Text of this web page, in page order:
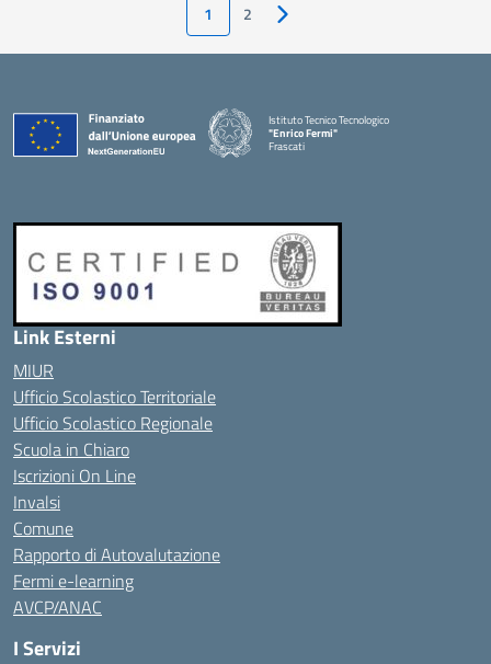
1 2 Pagina successiva
Istituto Tecnico Tecnologico
"Enrico Fermi"
Frascati
Link Esterni
MIUR
Ufficio Scolastico Territoriale
Ufficio Scolastico Regionale
Scuola in Chiaro
Iscrizioni On Line
Invalsi
Comune
Rapporto di Autovalutazione
Fermi e-learning
AVCP/ANAC
I Servizi